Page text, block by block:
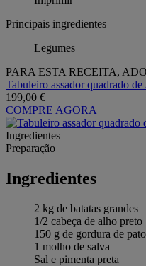
Principais ingredientes
Legumes
PARA ESTA RECEITA,
Tabuleiro assador quadrado
199,00 €
COMPRE AGORA
Ingredientes
Preparação
Ingredientes
2 kg de batatas grandes
1/2 cabeça de alho preto
150 g de gordura de pato
1 molho de salva
Sal e pimenta preta